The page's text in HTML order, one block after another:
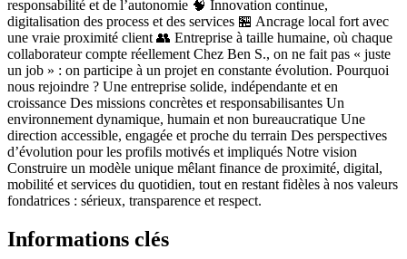
responsabilité et de l’autonomie 🧠 Innovation continue,
digitalisation des process et des services 🏪 Ancrage local fort avec
une vraie proximité client 👥 Entreprise à taille humaine, où chaque
collaborateur compte réellement Chez Ben S., on ne fait pas « juste
un job » : on participe à un projet en constante évolution. Pourquoi
nous rejoindre ? Une entreprise solide, indépendante et en
croissance Des missions concrètes et responsabilisantes Un
environnement dynamique, humain et non bureaucratique Une
direction accessible, engagée et proche du terrain Des perspectives
d’évolution pour les profils motivés et impliqués Notre vision
Construire un modèle unique mêlant finance de proximité, digital,
mobilité et services du quotidien, tout en restant fidèles à nos valeurs
fondatrices : sérieux, transparence et respect.
Informations clés